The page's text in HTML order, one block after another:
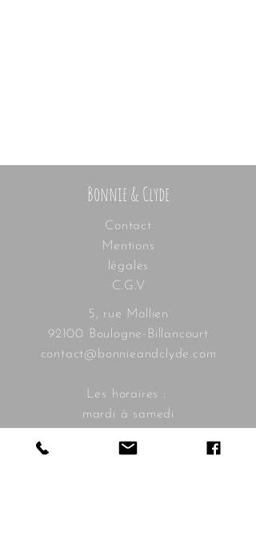
Bonnie & Clyde
Contact
Mentions
légales
C.G.V
5, rue Mollien
92100 Boulogne-Billancourt
contact@bonnieandclyde.com
Les horaires :
mardi à samedi